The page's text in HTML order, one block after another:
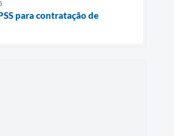
para contratação de